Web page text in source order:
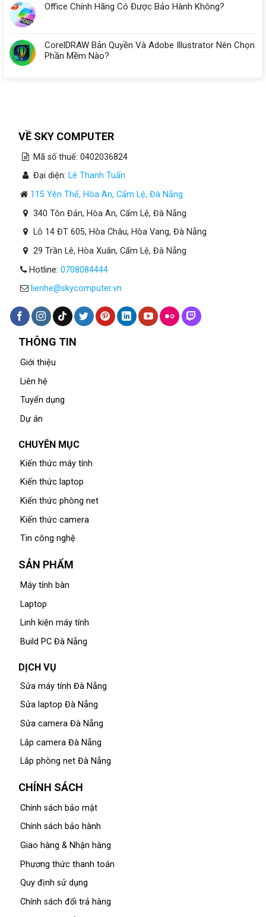
Office Chính Hãng Có Được Bảo Hành Không?
CorelDRAW Bản Quyền Và Adobe Illustrator Nên Chọn
Phần Mềm Nào?
VỀ SKY COMPUTER
Mã số thuế: 0402036824
Đại diện: Lê Thanh Tuấn
115 Yên Thế, Hòa An, Cẩm Lệ, Đà Nẵng
340 Tôn Đản, Hòa An, Cẩm Lệ, Đà Nẵng
Lô 14 ĐT 605, Hòa Châu, Hòa Vang, Đà Nẵng
29 Trần Lê, Hòa Xuân, Cẩm Lệ, Đà Nẵng
Hotline: 0708084444
lienhe@skycomputer.vn
THÔNG TIN
Giới thiệu
Liên hệ
Tuyển dụng
Dự án
CHUYÊN MỤC
Kiến thức máy tính
Kiến thức laptop
Kiến thức phòng net
Kiến thức camera
Tin công nghệ
SẢN PHẨM
Máy tính bàn
Laptop
Linh kiện máy tính
Build PC Đà Nẵng
DỊCH VỤ
Sửa máy tính Đà Nẵng
Sửa laptop Đà Nẵng
Sửa camera Đà Nẵng
Lắp camera Đà Nẵng
Lắp phòng net Đà Nẵng
CHÍNH SÁCH
Chính sách bảo mật
Chính sách bảo hành
Giao hàng & Nhận hàng
Phương thức thanh toán
Quy định sử dụng
Chính sách đổi trả hàng